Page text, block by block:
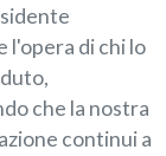
l'opera di chi lo
che la nostra
continui a